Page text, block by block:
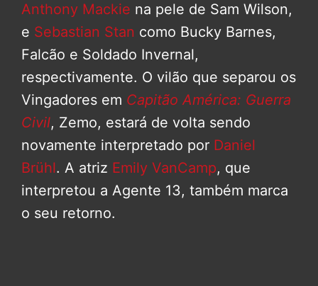
Anthony Mackie na pele de Sam Wilson,
e Sebastian Stan como Bucky Barnes,
Falcão e Soldado Invernal,
respectivamente. O vilão que separou os
Vingadores em Capitão América: Guerra
Civil, Zemo, estará de volta sendo
novamente interpretado por Daniel
Brühl. A atriz Emily VanCamp, que
interpretou a Agente 13, também marca
o seu retorno.